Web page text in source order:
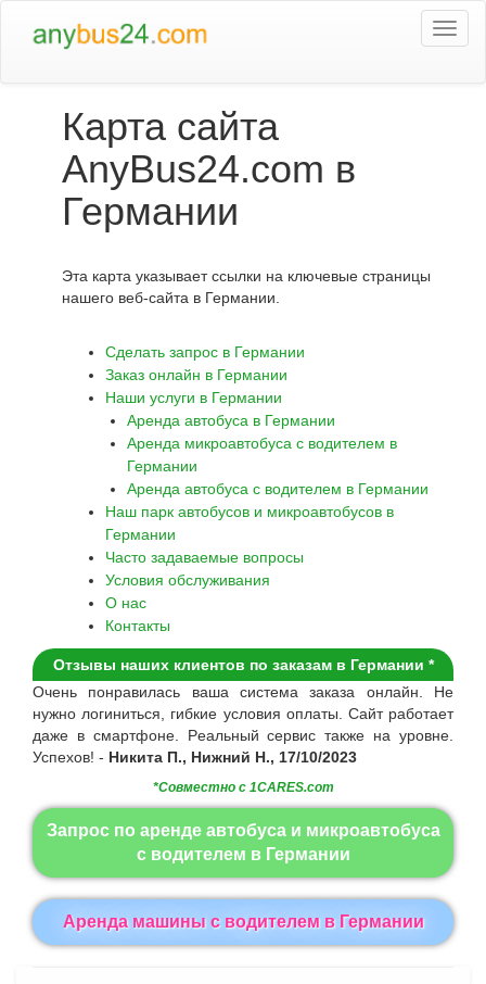
Карта сайта
AnyBus24.com в
Германии
Эта карта указывает ссылки на ключевые страницы
нашего веб-сайта в Германии.
Сделать запрос в Германии
Заказ онлайн в Германии
Наши услуги в Германии
Аренда автобуса в Германии
Аренда микроавтобуса с водителем в
Германии
Аренда автобуса с водителем в Германии
Наш парк автобусов и микроавтобусов в
Германии
Часто задаваемые вопросы
Условия обслуживания
О нас
Контакты
Отзывы наших клиентов по заказам в Германии *
Очень понравилась ваша система заказа онлайн. Не
нужно логиниться, гибкие условия оплаты. Сайт работает
даже в смартфоне. Pеальный сервис также на уровне.
Успехов! - Никита П., Нижний Н., 17/10/2023
*Совместно с 1CARES.com
Запрос по аренде автобуса и микроавтобуса
с водителем в Германии
Aренда машины с водителем в Германии